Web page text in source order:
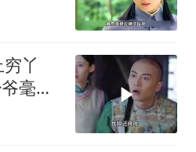
丫
毫无